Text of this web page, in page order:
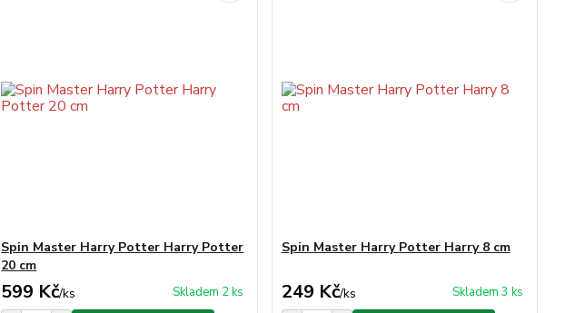
Spin Master Harry Potter Harry Potter
20 cm
599 Kč/ks Skladem 2 ks
Spin Master Harry Potter Harry 8 cm
249 Kč/ks Skladem 3 ks